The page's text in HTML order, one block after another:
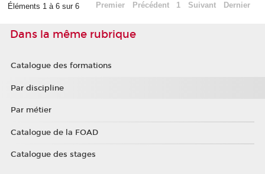
Éléments 1 à 6 sur 6 Premier Précédent 1 Suivant Dernier
Dans la même rubrique
Catalogue des formations
Par discipline
Par métier
Catalogue de la FOAD
Catalogue des stages